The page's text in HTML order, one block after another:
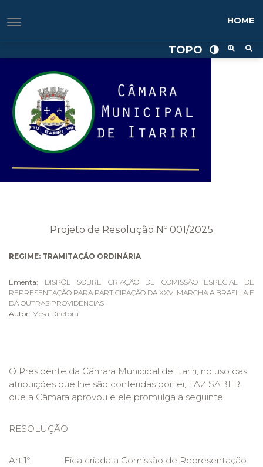
TOPO
HOME
Projeto de Resolução Nº 001/2025
REGIME: TRAMITAÇÃO ORDINÁRIA
Ementa: DISPÕE SOBRE CRIAÇÃO DE COMISSÃO ESPECIAL DE
REPRESENTAÇÃO PARA PARTICIPAÇÃO DA XXVI MARCHA A BRASILIA E
DÁ OUTRAS PROVIDÊNCIAS
Autor: Mesa Diretora
O Presidente da Câmara Municipal de Itariri, no uso das
atribuições que lhe são conferidas por lei, FAZ SABER,
que a Câmara aprovou e ele promulga a seguinte:
RESOLUÇÃO
Art.1º- Fica criada a Comissão de Representação